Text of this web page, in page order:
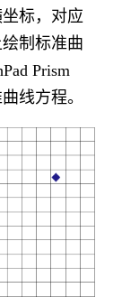
标，对应
制标准曲
Prism
线方程。